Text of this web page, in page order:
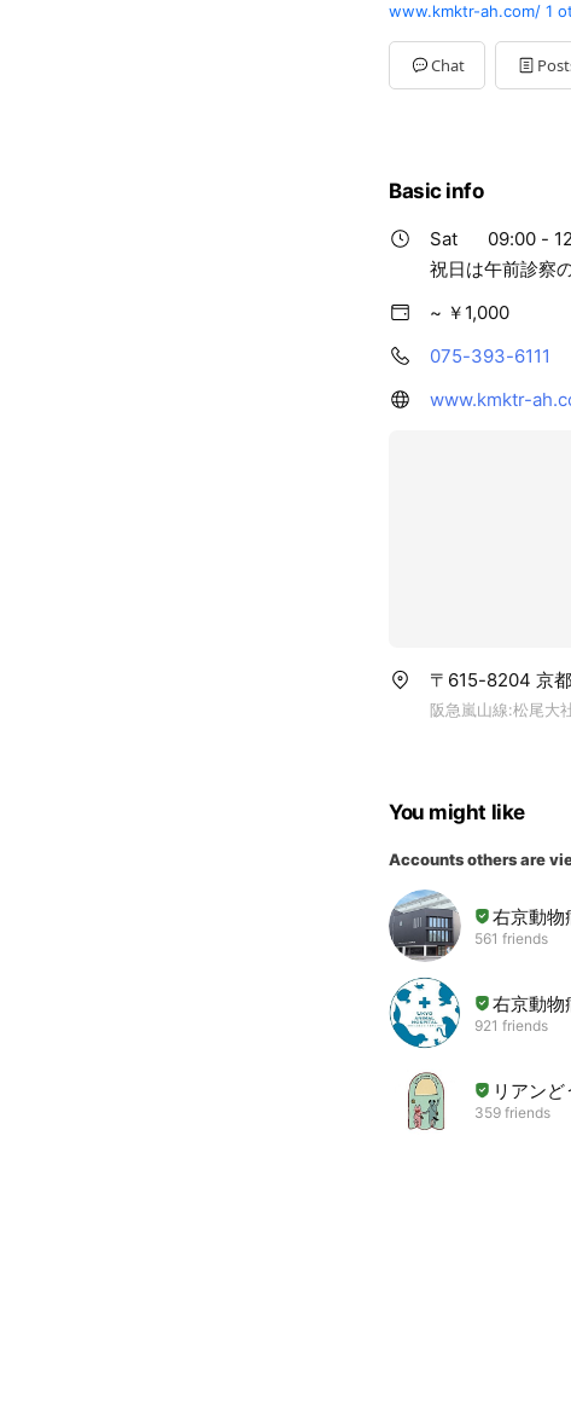
Sun09:00 - 12:00
Mon09:00 - 12:00,16:30 -
Tue09:00 - 12:00,16:30 -
Wed09:00 - 12:00
www.kmktr-ah.com/ 1
Chat
Basic info
Sat
09:00 -
祝日は午前診察
~ ￥1,000
075-393-6111
www.kmktr-
〒615-8204 京
阪急嵐山線:松尾大
You might like
Accounts others are
右京動物
561 friends
右京動物
921 friends
リアン
359 friends